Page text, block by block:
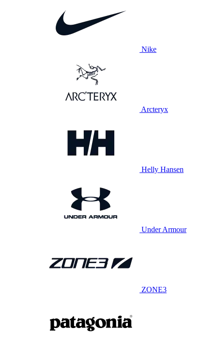
Nike
Arcteryx
Helly Hansen
Under Armour
ZONE3